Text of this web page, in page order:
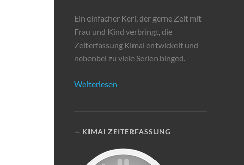
Ein einfacher Kerl, der gerne Zeit mit
Frau und Kind verbringt, die
Zeiterfassung Kimai entwickelt und
nebenbei zu viele Serien binged.
Weiterlesen
KIMAI ZEITERFASSUNG